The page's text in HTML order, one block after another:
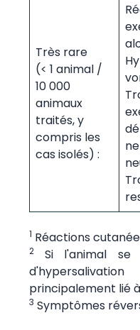
Très rare
(< 1 animal /
10 000
animaux
traités, y
compris les
cas isolés) :
1 Réactions
2Si l'animal se
principalement lié
3 Symptômes